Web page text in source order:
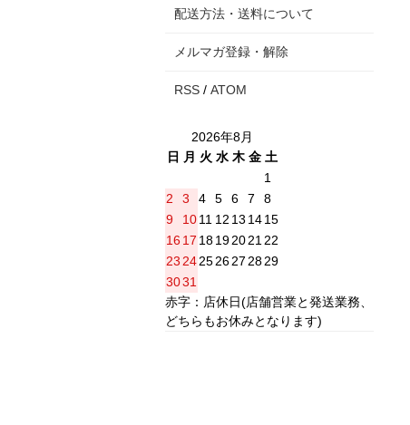
配送方法・送料について
メルマガ登録・解除
RSS / ATOM
2026年8月
日
月 火 水 木 金 土
1
2
3 4 5 6 7
8
9
1011 12 13 1415
16 17 18192021 22
23 24252627 2829
3031
赤字：店休日(店舗営業と発送業務、
どちらもお休みとなります)